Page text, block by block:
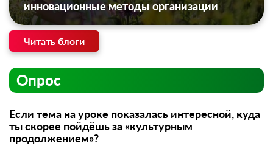
инновационные методы организации
Читать блоги
Опрос
Если тема на уроке показалась интересной, куда
ты скорее пойдёшь за «культурным
продолжением»?